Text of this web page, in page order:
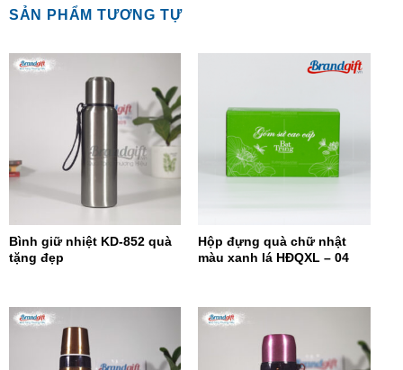
SẢN PHẨM TƯƠNG TỰ
Bình giữ nhiệt KD-852 quà
tặng đẹp
Hộp đựng quà chữ nhật
màu xanh lá HĐQXL – 04